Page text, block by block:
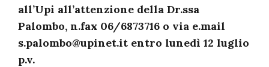
all’Upi all’attenzione della Dr.ssa
Palombo, n.fax 06/6873716 o via e.mail
s.palombo@upinet.it entro lunedì 12 luglio
p.v.